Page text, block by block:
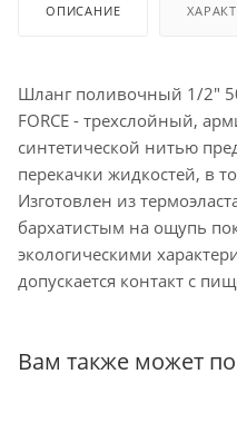
ОПИСАНИЕ
Шланг поливочный 1/2"
FORCE - трехслойный,
синтетической нитью
перекачки жидкостей, в
Изготовлен из
бархатистым на ощупь
экологическими
допускается контакт с
Вам также может